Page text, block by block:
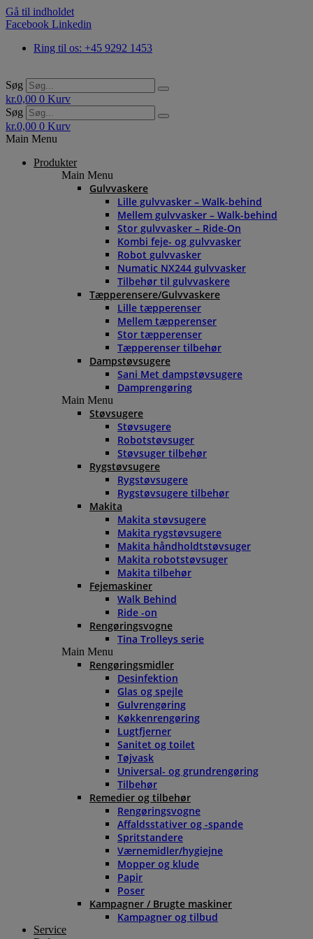
Gå til indholdet
Facebook Linkedin
Ring til os: +45 9292 1453
Søg
kr.0,00 0 Kurv
Søg
kr.0,00 0 Kurv
Main Menu
Produkter
Main Menu
Gulvvaskere
Lille gulvvasker – Walk-behind
Mellem gulvvasker – Walk-behind
Stor gulvvasker – Ride-On
Kombi feje- og gulvvasker
Robot gulvvasker
Numatic NX244 gulvvasker
Tilbehør til gulvvaskere
Tæpperensere/Gulvvaskere
Lille tæpperenser
Mellem tæpperenser
Stor tæpperenser
Tæpperenser tilbehør
Dampstøvsugere
Sani Met dampstøvsugere
Damprengøring
Main Menu
Støvsugere
Støvsugere
Robotstøvsuger
Støvsuger tilbehør
Rygstøvsugere
Rygstøvsugere
Rygstøvsugere tilbehør
Makita
Makita støvsugere
Makita rygstøvsugere
Makita håndholdtstøvsuger
Makita robotstøvsuger
Makita tilbehør
Fejemaskiner
Walk Behind
Ride -on
Rengøringsvogne
Tina Trolleys serie
Main Menu
Rengøringsmidler
Desinfektion
Glas og spejle
Gulvrengøring
Køkkenrengøring
Lugtfjerner
Sanitet og toilet
Tøjvask
Universal- og grundrengøring
Tilbehør
Remedier og tilbehør
Rengøringsvogne
Affaldsstativer og -spande
Spritstandere
Værnemidler/hygiejne
Mopper og klude
Papir
Poser
Kampagner / Brugte maskiner
Kampagner og tilbud
Service